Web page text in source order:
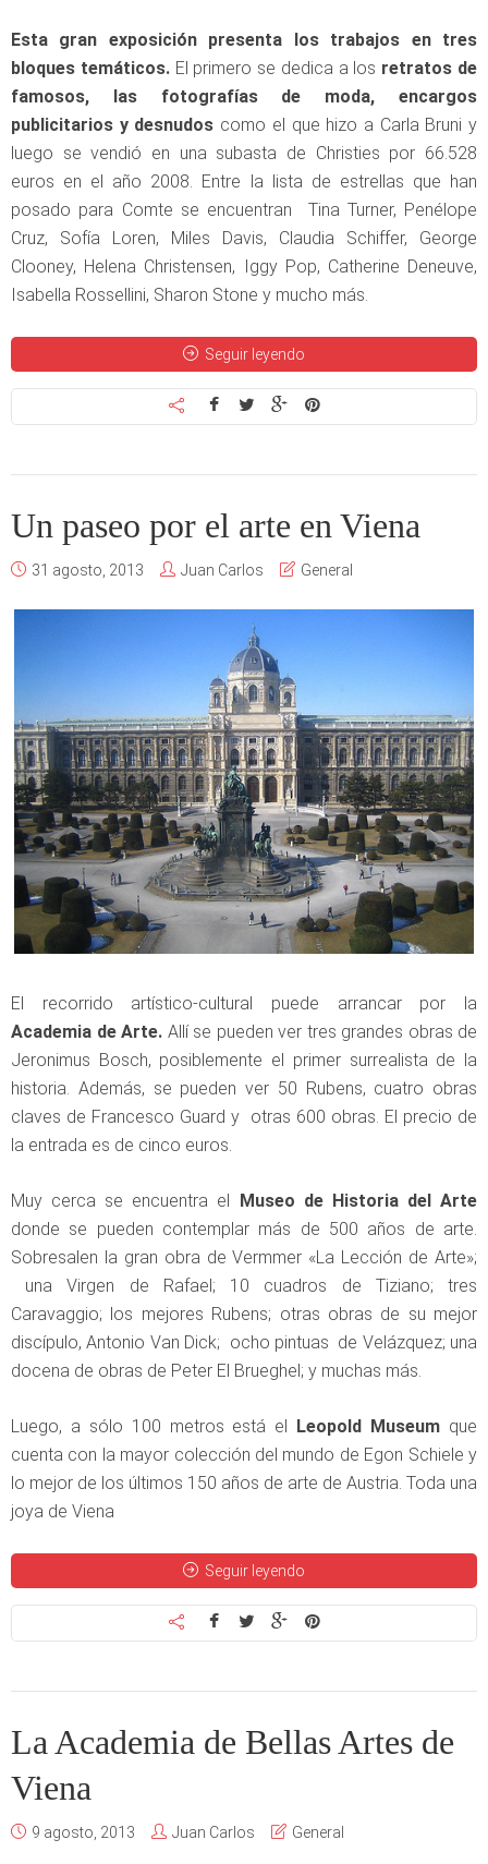
Esta gran exposición presenta los trabajos en tres
bloques temáticos.El primero se dedica a los retratos de
famosos, las fotografías de moda, encargos
publicitarios y desnudos como el que hizo a Carla Bruni y
luego se vendió en una subasta de Christies por 66.528
euros en el año 2008. Entre la lista de estrellas que han
posado para Comte se encuentran Tina Turner, Penélope
Cruz, Sofía Loren, Miles Davis, Claudia Schiffer, George
Clooney, Helena Christensen, Iggy Pop, Catherine Deneuve,
Isabella Rossellini, Sharon Stone y mucho más.
Seguir leyendo
Un paseo por el arte en Viena
31 agosto, 2013 Juan Carlos General
El recorrido artístico-cultural puede arrancar por la
Academia de Arte. Allí se pueden ver tres grandes obras de
Jeronimus Bosch, posiblemente el primer surrealista de la
historia. Además, se pueden ver 50 Rubens, cuatro obras
claves de Francesco Guard y otras 600 obras. El precio de
la entrada es de cinco euros.
Muy cerca se encuentra el
Museo de Historia del Arte
donde se pueden contemplar más de 500 años de arte.
Sobresalen la gran obra de Vermmer «La Lección de Arte»;
una Virgen de Rafael; 10 cuadros de Tiziano; tres
Caravaggio; los mejores Rubens; otras obras de su mejor
discípulo, Antonio Van Dick; ocho pintuas de Velázquez; una
docena de obras de Peter El Brueghel; y muchas más.
Luego, a sólo 100 metros está el Leopold Museum que
cuenta con la mayor colección del mundo de Egon Schiele y
lo mejor de los últimos 150 años de arte de Austria. Toda una
joya de Viena
Seguir leyendo
La Academia de Bellas Artes de
Viena
9 agosto, 2013 Juan Carlos General